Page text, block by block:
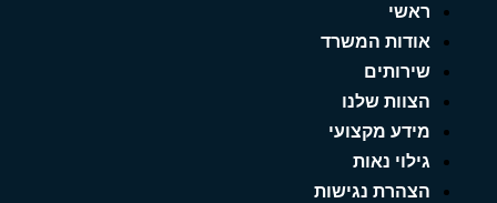
ראשי
אודות המשרד
שירותים
הצוות שלנו
מידע מקצועי
גילוי נאות
הצהרת נגישות